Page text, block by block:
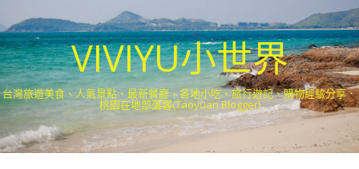
VIVIYU小世界
台灣旅遊美食、人氣景點、最新餐廳、各地小吃、旅行遊記、購物經驗分享．
桃園在地部落客(Taoyuan Blogger)